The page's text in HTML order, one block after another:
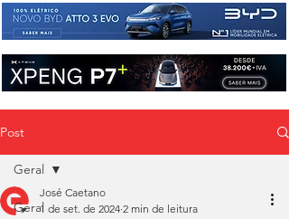
Post
Geral
Geral
José Caetano
1 de set. de 2024 2 min de leitura